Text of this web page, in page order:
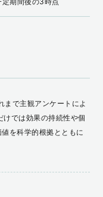
まで主観アンケートによ
けでは効果の持続性や個
を科学的根拠とともに